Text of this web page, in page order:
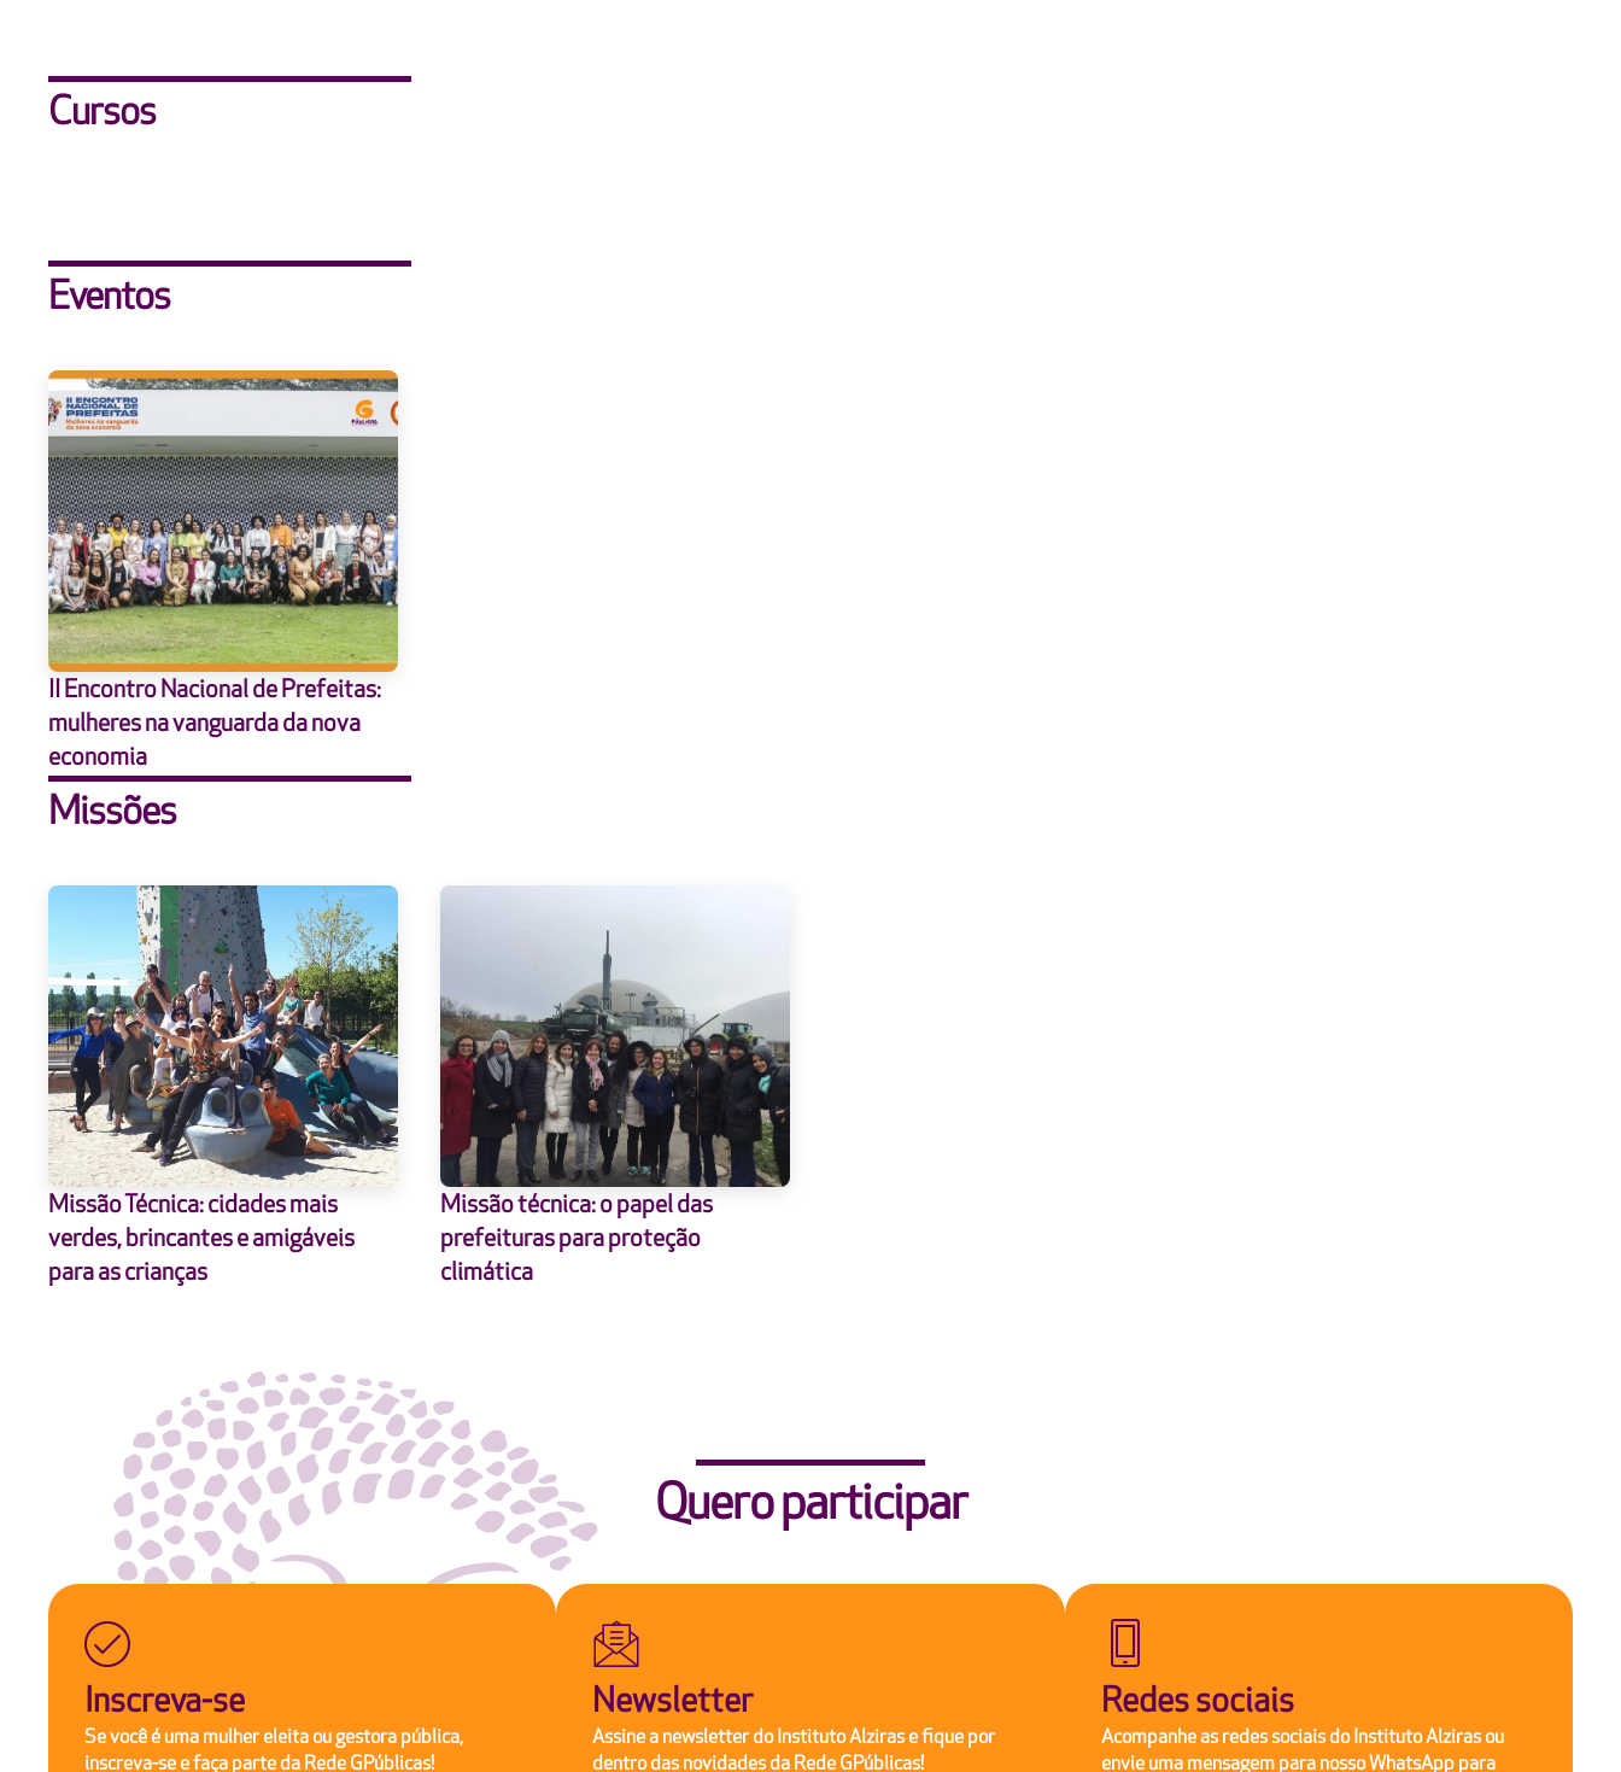
Cursos
Eventos
II Encontro Nacional de Prefeitas:
mulheres na vanguarda da nova
economia
Missões
Missão Técnica: cidades mais
verdes, brincantes e amigáveis
para as crianças
Missão técnica: o papel das
prefeituras para proteção
climática
Quero participar
Inscreva-se
Se você é uma mulher eleita ou gestora pública,
inscreva-se e faça parte da Rede GPúblicas!
Newsletter
Assine a newsletter do Instituto Alziras e fique por
dentro das novidades da Rede GPúblicas!
Redes sociais
Acompanhe as redes sociais do Instituto Alziras ou
envie uma mensagem para nosso WhatsApp para